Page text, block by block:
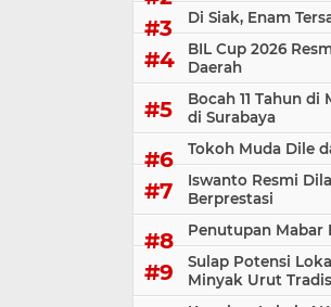
Di Siak, Enam
BIL Cup 2026
Daerah
Bocah 11 Tahun
di Surabaya
Tokoh Muda Dile
Iswanto Resmi
Berprestasi
Penutupan Mabar
Sulap Potensi
Minyak Urut